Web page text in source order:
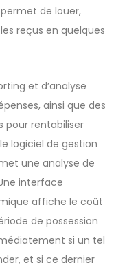
de louer,
reçus en quelques
et d’analyse
ainsi que des
pour rentabiliser
logiciel de gestion
une analyse de
interface
affiche le coût
de possession
si un tel
et si ce dernier